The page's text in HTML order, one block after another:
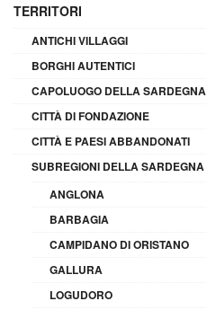
TERRITORI
ANTICHI VILLAGGI
BORGHI AUTENTICI
CAPOLUOGO DELLA SARDEGNA
CITTÀ DI FONDAZIONE
CITTÀ E PAESI ABBANDONATI
SUBREGIONI DELLA SARDEGNA
ANGLONA
BARBAGIA
CAMPIDANO DI ORISTANO
GALLURA
LOGUDORO